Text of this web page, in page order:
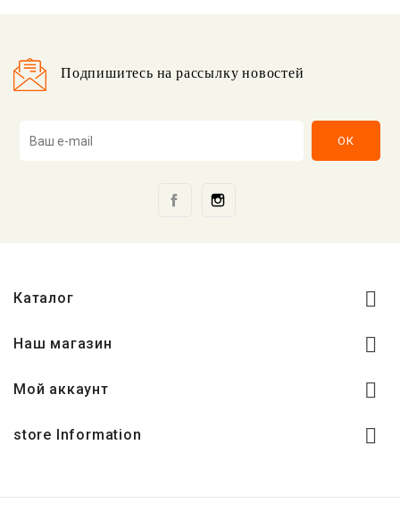
Подпишитесь на рассылку новостей
Facebook
Каталог 
Наш магазин 
Мой аккаунт 
store Information 